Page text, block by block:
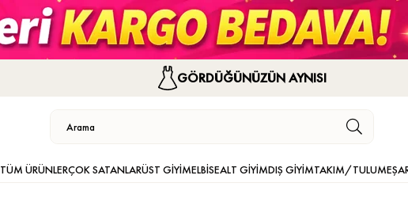
GÖRDÜĞÜNÜZÜN AYNISI
TÜM ÜRÜNLERÇOK SATANLARÜST GİYİMELBİSEALT GİYİMDIŞ GİYİMTAKIM/TULUM